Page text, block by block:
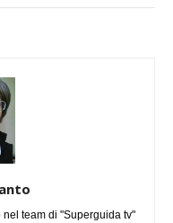
team di "Superguida tv"